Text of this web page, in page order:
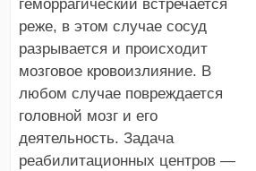
геморрагический встречается
реже, в этом случае сосуд
разрывается и происходит
мозговое кровоизлияние. В
любом случае повреждается
головной мозг и его
деятельность. Задача
реабилитационных центров —